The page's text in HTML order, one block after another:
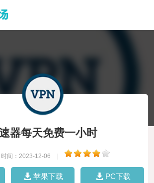
器每天免费一小时
时间：2023-12-06
苹果下载 PC下载